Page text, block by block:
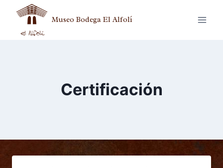
Museo Bodega El Alfolí
Certificación